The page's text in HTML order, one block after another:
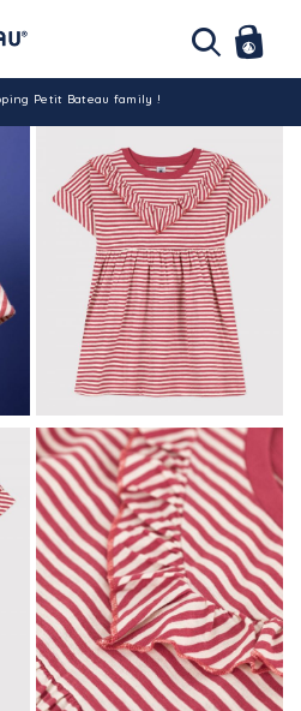
Petit Bateau family !
partout en Tunisie !
par carte bancaire (hors promo)